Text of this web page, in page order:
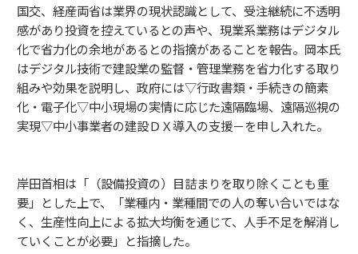
国交、経産両省は業界の現状認識として、受注継続に不透明
感があり投資を控えているとの声や、現業系業務はデジタル
化で省力化の余地があるとの指摘があることを報告。岡本氏
はデジタル技術で建設業の監督・管理業務を省力化する取り
組みや効果を説明し、政府には▽行政書類・手続きの簡素
化・電子化▽中小現場の実情に応じた遠隔臨場、遠隔巡視の
実現▽中小事業者の建設ＤＸ導入の支援－を申し入れた。
岸田首相は「（設備投資の）目詰まりを取り除くことも重
要」とした上で、「業種内・業種間での人の奪い合いではな
く、生産性向上による拡大均衡を通じて、人手不足を解消し
ていくことが必要」と指摘した。